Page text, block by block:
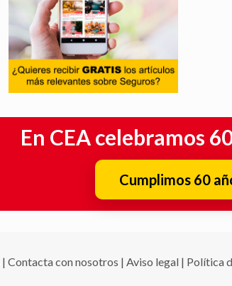
En CEA celebramos
Cumplimos 60
| Contacta con nosotros | Aviso legal | Política